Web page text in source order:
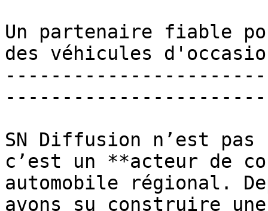
Un partenaire fiable
des véhicules
SN Diffusion n’est pas
c’est un **acteur de
automobile régional.
avons su construire